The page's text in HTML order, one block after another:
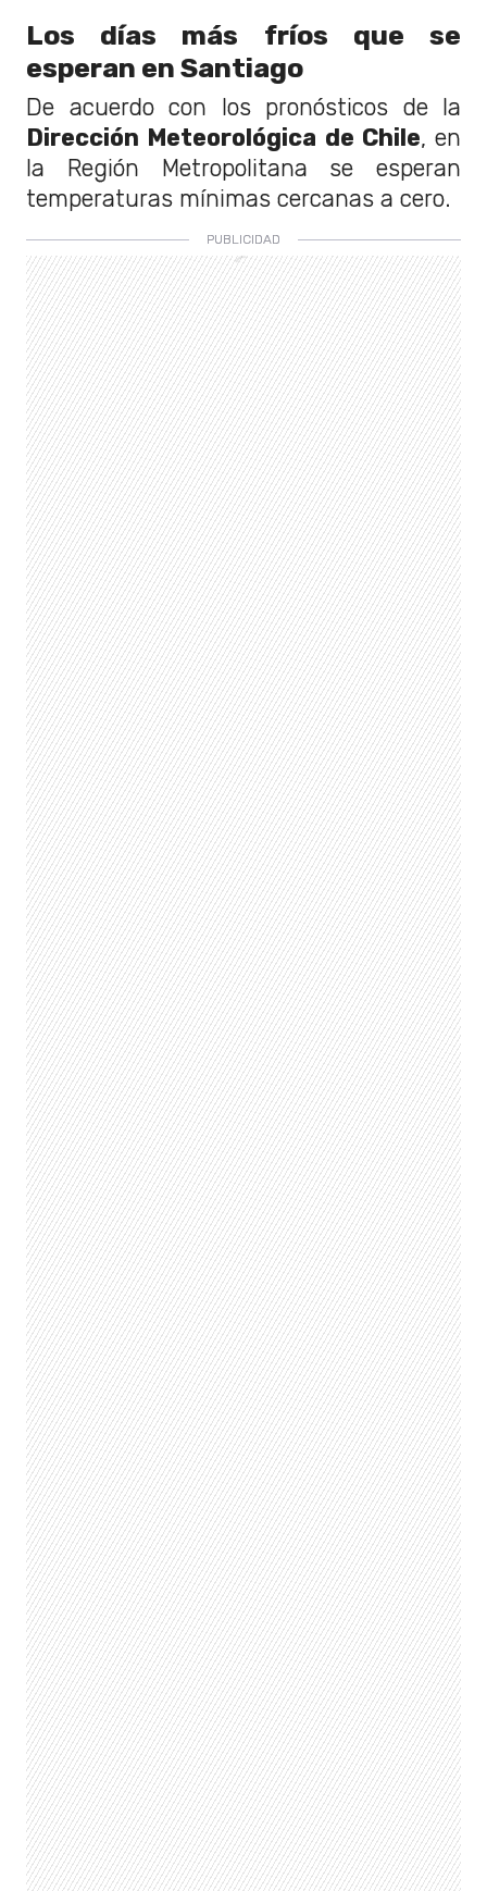
Los días más fríos que se
esperan en Santiago
De acuerdo con los pronósticos de la
Dirección Meteorológica de Chile, en
la Región Metropolitana se esperan
temperaturas mínimas cercanas a cero.